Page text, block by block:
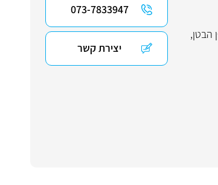
הבטן,
073-7833947
יצירת קשר